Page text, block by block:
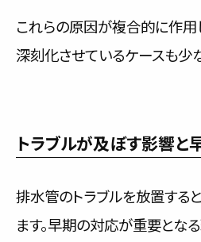
これらの原因が複合的に作用
深刻化させているケースも少
トラブルが及ぼす影響
排水管のトラブルを放置する
ます。早期の対応が重要とな